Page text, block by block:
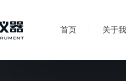
首页 关于